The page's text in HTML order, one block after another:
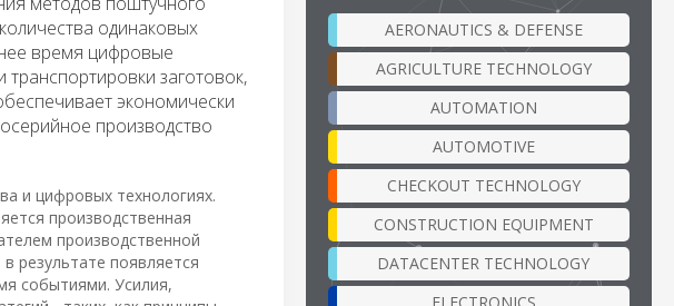
одинаковых
время цифровые
заготовок,
экономически
производство
и цифровых технологиях.
производственная
производственной
результате появляется
событиями. Усилия,
AERONAUTICS & DEFENSE
AGRICULTURE TECHNOLOGY
AUTOMATION
AUTOMOTIVE
CHECKOUT TECHNOLOGY
CONSTRUCTION EQUIPMENT
DATACENTER TECHNOLOGY
ELECTRONICS